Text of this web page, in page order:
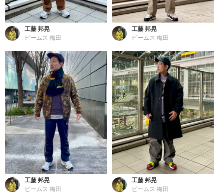
工藤 邦晃
ビームス 梅田
工藤 邦晃
ビームス 梅田
工藤 邦晃
ビームス 梅田
工藤 邦晃
ビームス 梅田